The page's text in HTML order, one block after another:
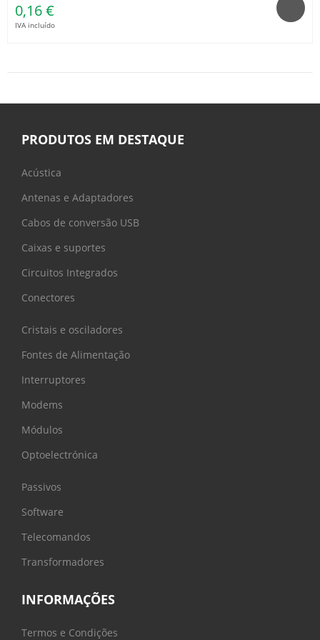
0,16 €
IVA incluído
PRODUTOS EM DESTAQUE
Acústica
Antenas e Adaptadores
Cabos de conversão USB
Caixas e suportes
Circuitos Integrados
Conectores
Cristais e osciladores
Fontes de Alimentação
Interruptores
Modems
Módulos
Optoelectrónica
Passivos
Software
Telecomandos
Transformadores
INFORMAÇÕES
Termos e Condições